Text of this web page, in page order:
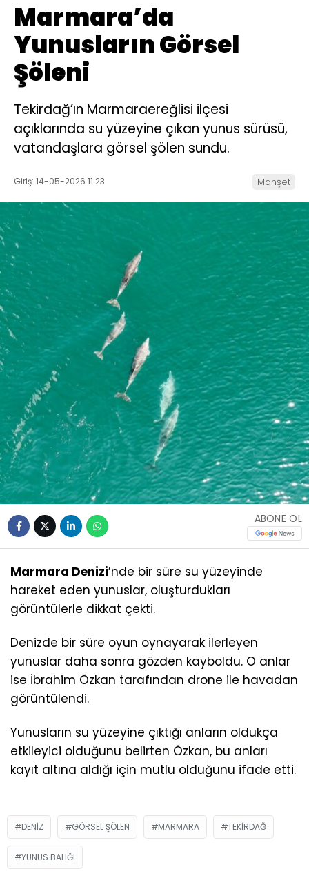
Marmara’da
Yunusların Görsel
Şöleni
Tekirdağ’ın Marmaraereğlisi ilçesi
açıklarında su yüzeyine çıkan yunus sürüsü,
vatandaşlara görsel şölen sundu.
Giriş: 14-05-2026 11:23 Manşet
ABONE OL
Marmara Denizi’nde bir süre su yüzeyinde
hareket eden yunuslar, oluşturdukları
görüntülerle dikkat çekti.
Denizde bir süre oyun oynayarak ilerleyen
yunuslar daha sonra gözden kayboldu. O anlar
ise İbrahim Özkan tarafından drone ile havadan
görüntülendi.
Yunusların su yüzeyine çıktığı anların oldukça
etkileyici olduğunu belirten Özkan, bu anları
kayıt altına aldığı için mutlu olduğunu ifade etti.
DENIZ GÖRSEL ŞÖLEN MARMARA TEKIRDAĞ
YUNUS BALIĞI